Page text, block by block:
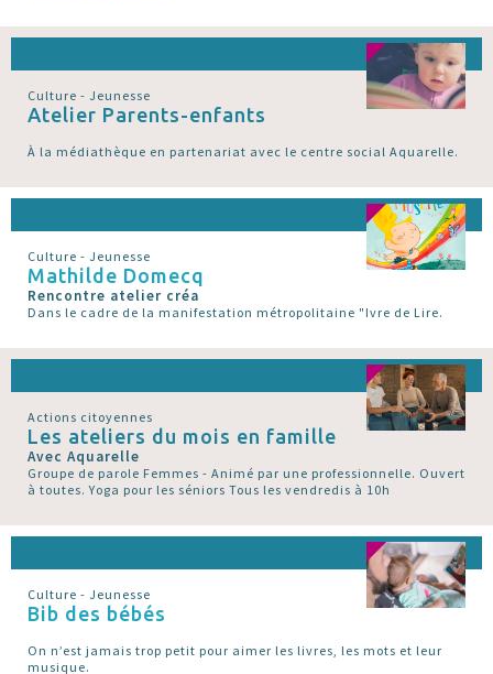
Culture - Jeunesse
Atelier Parents-enfants
À la médiathèque en partenariat avec le centre social Aquarelle.
Culture - Jeunesse
Mathilde Domecq
Rencontre atelier créa
Dans le cadre de la manifestation métropolitaine "Ivre de Lire.
Actions citoyennes
Les ateliers du mois en famille
Avec Aquarelle
Groupe de parole Femmes - Animé par une professionnelle. Ouvert
à toutes. Yoga pour les séniors Tous les vendredis à 10h
Culture - Jeunesse
Bib des bébés
On n’est jamais trop petit pour aimer les livres, les mots et leur
musique.